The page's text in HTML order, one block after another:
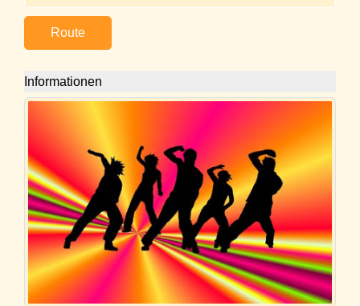
Route
Informationen